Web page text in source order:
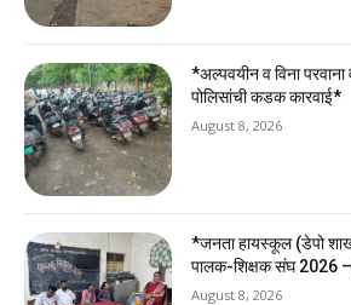
*अल्पवयीन व विना
पोलिसांची कडक कारवाई*
August 8, 2026
*जनता हायस्कूल (डेपो
पालक-शिक्षक संघ 2026
August 8, 2026